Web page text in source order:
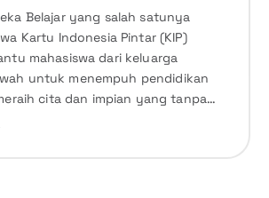
Belajar yang salah satunya
Kartu Indonesia Pintar (KIP)
mahasiswa dari keluarga
untuk menempuh pendidikan
cita dan impian yang tanpa…